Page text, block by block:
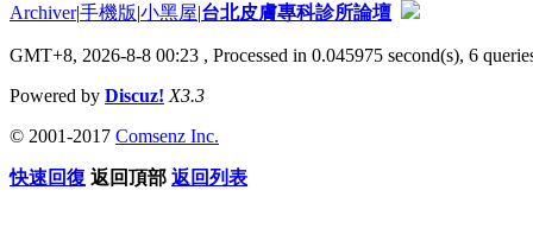
Archiver|手機版|小黑屋|台北皮膚專科診所論壇
GMT+8, 2026-8-8 00:23 , Processed in 0.045975 second(s), 6
Powered by Discuz! X3.3
© 2001-2017 Comsenz Inc.
快速回復 返回頂部 返回列表